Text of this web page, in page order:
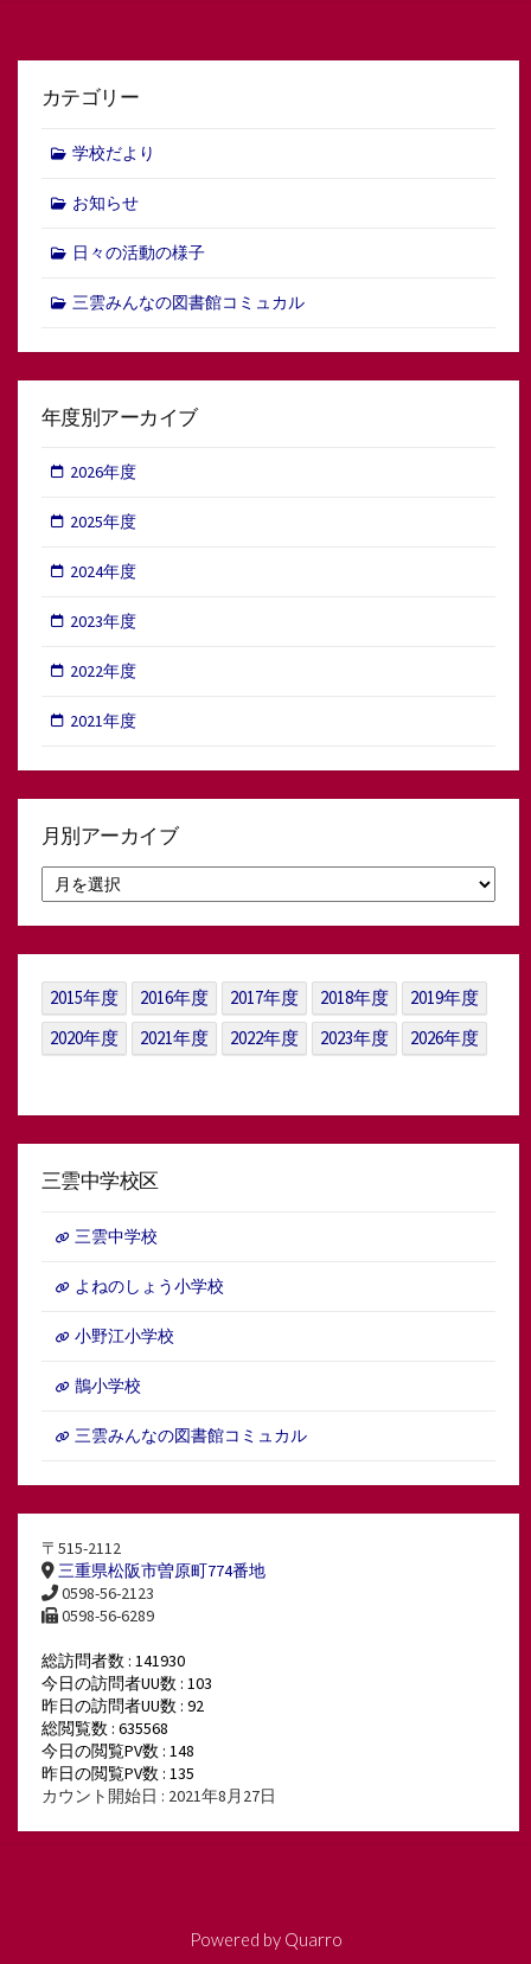
ーカテゴリー
学校だより
お知らせ
日々の活動の様子
三雲みんなの図書館コミュカル
年度別アーカイブ
2026年度
2025年度
2024年度
2023年度
2022年度
2021年度
月別アーカイブ
別
ア
イ
ブ
2015年度 2016年度 2017年度 2018年度
2019年度
2020年度
2021年度 2022年度 2023年度 2026年度
三雲中学校区
三雲中学校
よねのしょう小学校
小野江小学校
鵲小学校
三雲みんなの図書館コミュカル
〒515-2112
三重県松阪市曽原町774番地
0598-56-2123
0598-56-6289
総訪問者数 : 141930
今日の訪問者UU数 : 103
昨日の訪問者UU数 : 92
総閲覧数 : 635568
今日の閲覧PV数 : 148
昨日の閲覧PV数 : 135
カウント開始日 : 2021年8月27日
Powered by Quarro